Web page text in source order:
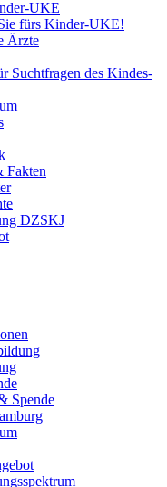
UKE
fürs Kinder-UKE!
Ärzte
Suchtfragen des Kindes-
Fakten
DZSKJ
Spende